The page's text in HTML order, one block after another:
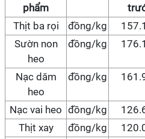
phẩm
Thịt ba rọi
đồng/kg
Sườn non
heo
đồng/kg
Nạc dăm
heo
đồng/kg
Nạc vai heo đồng/kg
Thịt xay
đồng/kg